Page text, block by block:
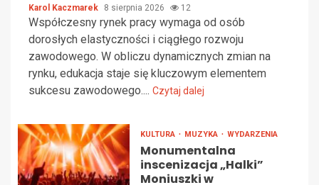
Karol Kaczmarek 8 sierpnia 2026 12
Współczesny rynek pracy wymaga od osób
dorosłych elastyczności i ciągłego rozwoju
zawodowego. W obliczu dynamicznych zmian na
rynku, edukacja staje się kluczowym elementem
sukcesu zawodowego.... Czytaj dalej
KULTURA MUZYKA WYDARZENIA
Monumentalna
inscenizacja „Halki”
Moniuszki w